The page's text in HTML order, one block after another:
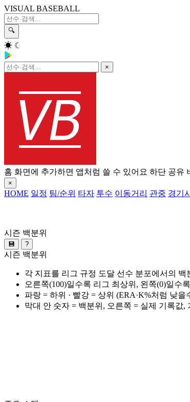
VISUAL BASEBALL
🔍
☀ ☾
×
홈 화면에 추가하면 앱처럼 쓸 수 있어요 하단 공유
×
HOME 일정 팀/순위 타자 투수 이동거리 관중 경기
시즌 백분위
💾 ?
시즌 백분위
각 지표를 리그 규정 도달 선수 분포에서의 백
오른쪽(100)일수록 리그 최상위, 왼쪽(0)일수
파랑 = 하위 · 빨강 = 상위 (ERA·K%처럼 낮
막대 안 숫자 = 백분위, 오른쪽 = 실제 기록값,